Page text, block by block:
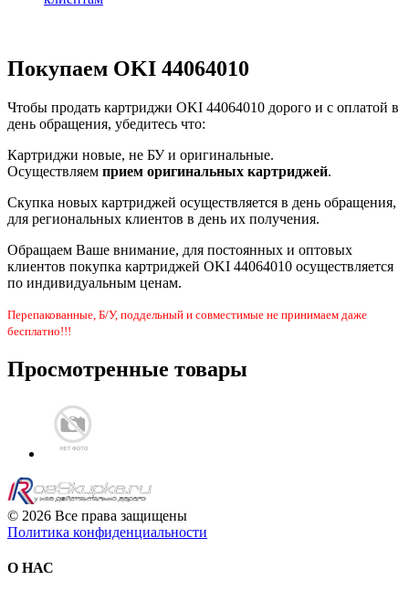
Покупаем OKI 44064010
Чтобы продать картриджи OKI 44064010 дорого и с оплатой в
день обращения, убедитесь что:
Картриджи новые, не БУ и оригинальные.
Осуществляем прием оригинальных картриджей.
Скупка новых картриджей осуществляется в день обращения,
для региональных клиентов в день их получения.
Обращаем Ваше внимание, для постоянных и оптовых
клиентов покупка картриджей OKI 44064010 осуществляется
по индивидуальным ценам.
Перепакованные, Б/У, поддельный и совместимые не принимаем даже
бесплатно!!!
Просмотренные товары
© 2026 Все права защищены
Политика конфиденциальности
О НАС